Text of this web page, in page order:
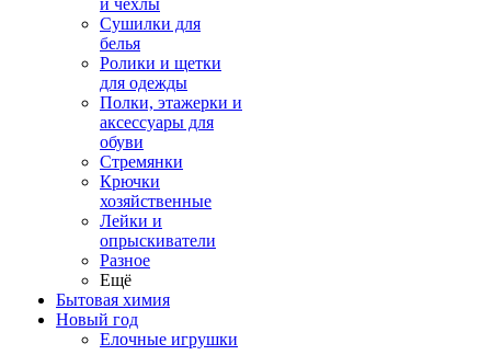
и чехлы
Сушилки для
белья
Ролики и щетки
для одежды
Полки, этажерки и
аксессуары для
обуви
Стремянки
Крючки
хозяйственные
Лейки и
опрыскиватели
Разное
Ещё
Бытовая химия
Новый год
Елочные игрушки